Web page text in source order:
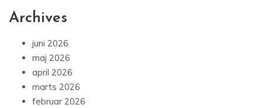
Archives
juni 2026
maj 2026
april 2026
marts 2026
februar 2026